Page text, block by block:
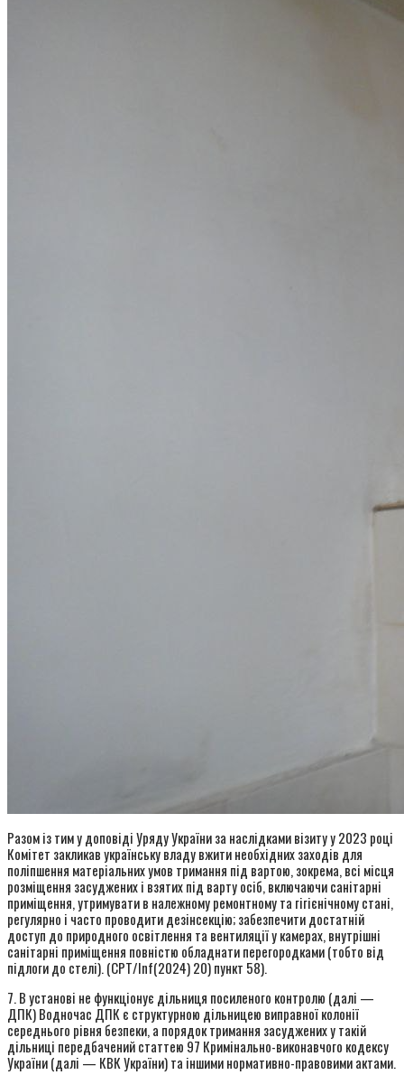
Разом із тим у доповіді Уряду України за наслідками візиту у 2023 році
Комітет закликав українську владу вжити необхідних заходів для
поліпшення матеріальних умов тримання під вартою, зокрема, всі місця
розміщення засуджених і взятих під варту осіб, включаючи санітарні
приміщення, утримувати в належному ремонтному та гігієнічному стані,
регулярно і часто проводити дезінсекцію; забезпечити достатній
доступ до природного освітлення та вентиляції у камерах, внутрішні
санітарні приміщення повністю обладнати перегородками (тобто від
підлоги до стелі). (CPT/Inf(2024) 20) пункт 58).
7. В установі не функціонує дільниця посиленого контролю (далі —
ДПК) Водночас ДПК є структурною дільницею виправної колонії
середнього рівня безпеки, а порядок тримання засуджених у такій
дільниці передбачений статтею 97 Кримінально-виконавчого кодексу
України (далі — КВК України) та іншими нормативно-правовими актами.